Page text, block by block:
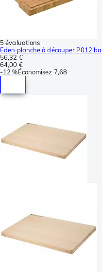
5 évaluations
Eden planche à découper P012
56,32 €
64,00 €
-12 %Économisez 7,68